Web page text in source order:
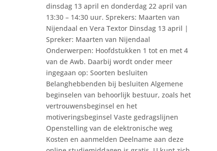
dinsdag 13 april en donderdag 22 april van
13:30 – 14:30 uur. Sprekers: Maarten van
Nijendaal en Vera Textor Dinsdag 13 april |
Spreker: Maarten van Nijendaal
Onderwerpen: Hoofdstukken 1 tot en met 4
van de Awb. Daarbij wordt onder meer
ingegaan op: Soorten besluiten
Belanghebbenden bij besluiten Algemene
beginselen van behoorlijk bestuur, zoals het
vertrouwensbeginsel en het
motiveringsbeginsel Vaste gedragslijnen
Openstelling van de elektronische weg
Kosten en aanmelden Deelname aan deze